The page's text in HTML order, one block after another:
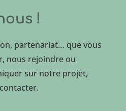
!
partenariat… que vous
nous rejoindre ou
sur notre projet,